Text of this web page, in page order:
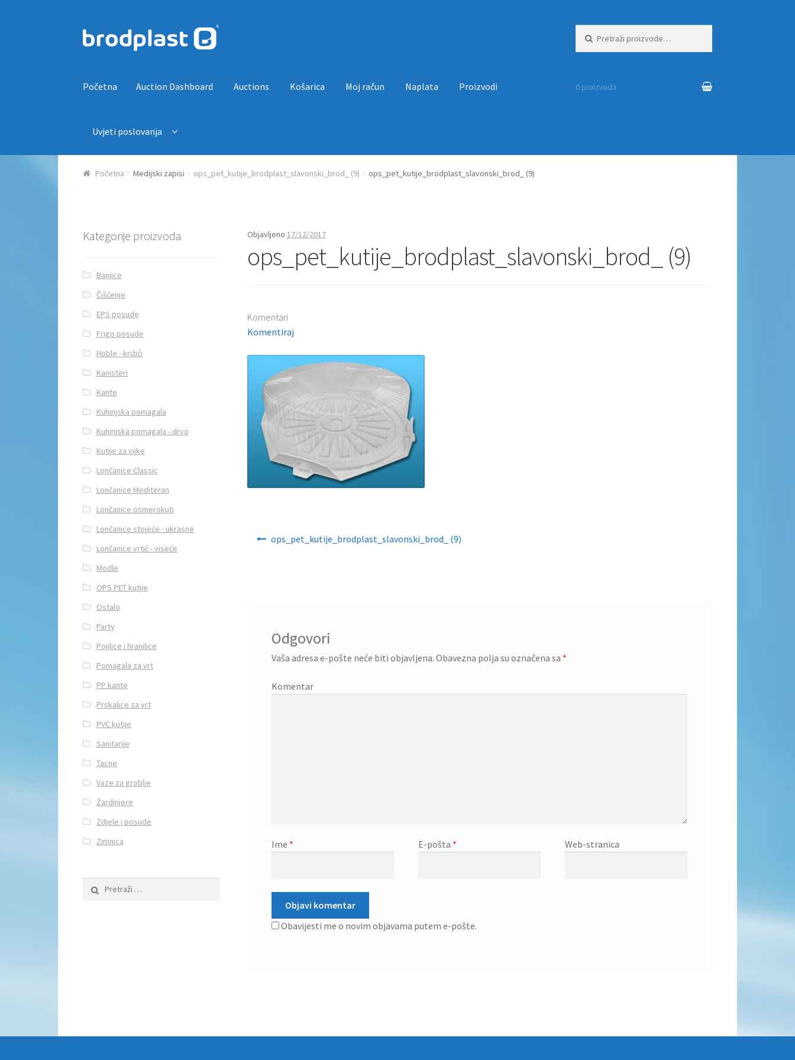
Preskoči na navigaciju
Skoči do sadržaja
Početna Auction Dashboard Auctions Košarica Moj račun Naplata Proizvodi
Uvjeti poslovanja
PočetnaAuction DashboardAuctions KošaricaMoj računNaplata Proizvodi Uvjeti poslovanja
0 proizvoda
Početna Medijski zapisi ops_pet_kutije_brodplast_slavonski_brod_ (9) ops_pet_kutije_brodplast_slavonski_brod_ (9)
Objavljeno 17/12/2017
ops_pet_kutije_brodplast_slavonski_brod_ (9)
Komentari
Komentiraj
Navigacija objava
ops_pet_kutije_brodplast_slavonski_brod_ (9)
Odgovori
Vaša adresa e-pošte neće biti objavljena. Obavezna polja su označena sa *
Komentar
Ime * E-pošta * Web-stranica
Obavijesti me o novim objavama putem e-pošte.
Kategorije proizvoda
Banjice
Čišćenje
EPS posude
Frigo posude
Hoble - križići
Kanisteri
Kante
Kuhinjska pomagala
Kuhinjska pomagala - drvo
Kutije za vijke
Lončanice Classic
Lončanice Mediteran
Lončanice osmerokuti
Lončanice stojeće - ukrasne
Lončanice vrtić - viseće
Modle
OPS PET kutije
Ostalo
Party
Pojilice i hranilice
Pomagala za vrt
PP kante
Prskalice za vrt
PVC kutije
Sanitarije
Tacne
Vaze za groblje
Žardinjere
Zdjele i posude
Zimnica
Pretraži: